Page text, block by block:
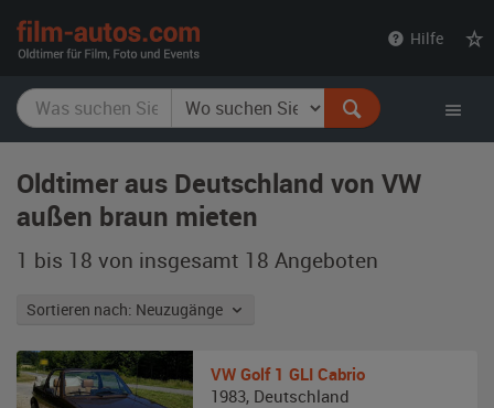
Hilfe
Oldtimer aus Deutschland von VW
außen braun mieten
1 bis 18 von insgesamt 18 Angeboten
Sortieren nach: Neuzugänge
VW Golf 1 GLI Cabrio
1983, Deutschland